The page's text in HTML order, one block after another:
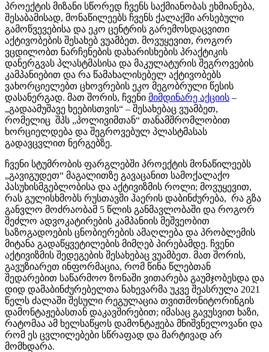
პროექტის მიზანი სწორედ ჩვენს საქმიანობას ეხმიანება,
შესაბამისად, მონაწილეებს ჩვენს ქალაქში არსებული
გამოწვევებისა და ეკო ცენტრის გარემოსდაცვითი
აქტივობების შესახებ ვუამბეთ. მოვუყევით, როგორ
ვცდილობთ ნარჩენების დახარისხების პრაქტიკის
დანერგვას პლასტმასისა და მაკულატურის შეგროვების
კამპანიებით და რა წამახალისებელ აქტივობებს
ვახორციელებთ ცხოვრების ეკო მეგობრული წესის
დასანერგად. მათ შორის, ჩვენი მიმდინარე აქციის –
„გადაამუშავე ხეებისთვის“ – შესახებაც ვუამბეთ,
რომელიც შპს „პოლივიმთან“ თანამშრომლობით
ხორციელდება და შეგროვებულ პლასტმასას
გადავცვლით ნერგებზე.
ჩვენი სტუმრობის ფარგლებში პროექტის მონაწილეებს
„გავიგუდეთ“ მაგალითზე გავაცანით სამოქალაქო
პასუხისმგებლობისა და აქტივიზმის როლი; მოვუყევით,
რას გულისხმობს რუსთავში ჰაერის დაბინძურება, რა გზა
განვლო მოძრაობამ 5 წლის განმავლობაში და როგორ
შეძლო ადვოკატირების კამპანიის მეშვეობით
საზოგადოების ცნობიერების ამაღლება და პრობლემის
მიტანა გადაწყვეტილების მიმღებ პირებამდე. ჩვენი
აქტივიზმის შედეგების შესახებაც ვუამბეთ. მათ შორის,
გავუზიარეთ ინფორმაცია, რომ წინა წლებთან
შედარებით საწარმოო ზონაში ვითარება გაუმჯობესდა და
დიდ დამაბინძურებელთა ნახევარმა უკვე შეასრულა 2021
წელს ძალაში შესული რეგულაცია თვითმონიტორინგის
დამონტაჟებასთან დაკავშირებით; იმასაც გავუსვით ხაზი,
რატომაა ამ ხელსაწყოს დამონტაჟება მნიშვნელოვანი და
რომ ეს ცვლილებები სწრაფად და მარტივად არ
მომხდარა.